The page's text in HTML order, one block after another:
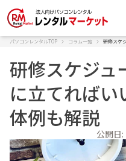
商品カテゴリー
ノートパソコン
デスクトップPC
お電話でのお問い合わせ
050-3135-2199
受付時間 9：00〜17：
Webでのお問い合わせ
パソコンレンタルTOP コラム一覧 研修スケ
研修スケジュ
に立てれば
体例も解説
公開日: